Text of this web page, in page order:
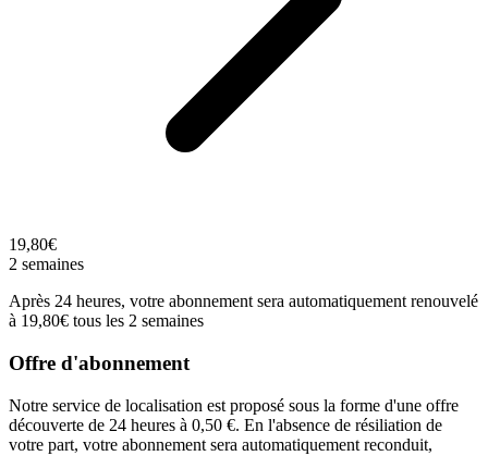
19,80€
2 semaines
Après 24 heures, votre abonnement sera automatiquement renouvelé
à 19,80€ tous les 2 semaines
Offre d'abonnement
Notre service de localisation est proposé sous la forme d'une offre
découverte de 24 heures à 0,50 €. En l'absence de résiliation de
votre part, votre abonnement sera automatiquement reconduit,